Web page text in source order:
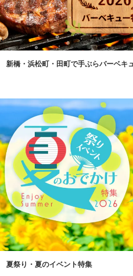
新橋・浜松町・田町で手ぶらバーベキ
夏祭り・夏のイベント特集